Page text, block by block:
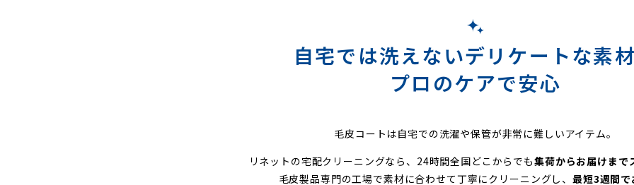
自宅では洗えないデリケートな素
プロのケアで安心
毛皮コートは自宅での洗濯や保管が非常に難しいアイテム。
リネットの宅配クリーニングなら、24時間全国どこからでも集荷からお届けまで
毛皮製品専門の工場で素材に合わせて丁寧にクリーニングし、最短3週間で